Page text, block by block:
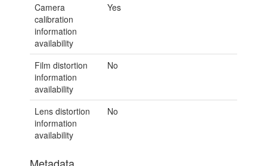
Camera
calibration
information
availability
Yes
Film distortion
information
availability
No
Lens distortion
information
availability
No